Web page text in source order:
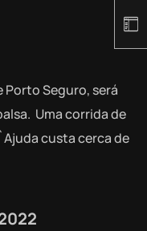
Seguro, será
Uma corrida de
custa cerca de